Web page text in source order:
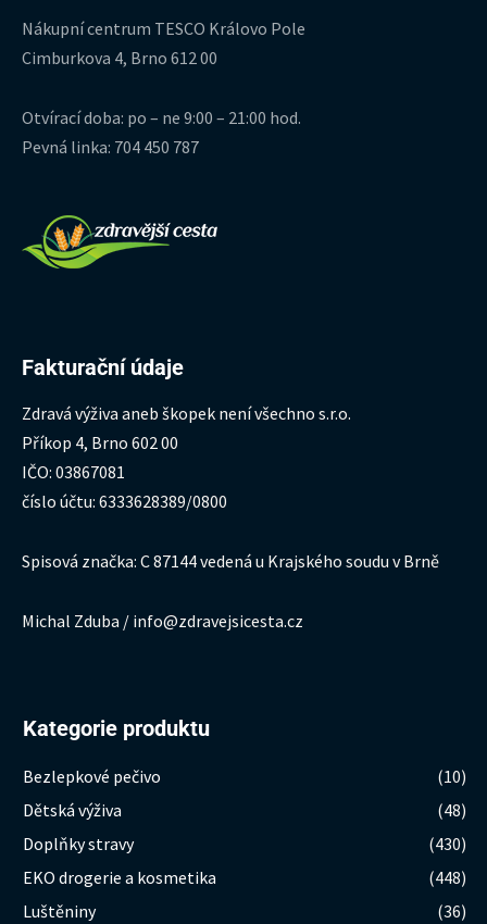
Nákupní centrum TESCO Královo Pole
Cimburkova 4, Brno 612 00
Otvírací doba: po – ne 9:00 – 21:00 hod.
Pevná linka: 704 450 787
Fakturační údaje
Zdravá výživa aneb škopek není všechno s.r.o.
Příkop 4, Brno 602 00
IČO: 03867081
číslo účtu: 6333628389/0800
Spisová značka: C 87144 vedená u Krajského soudu v Brně
Michal Zduba / info@zdravejsicesta.cz
Kategorie produktu
Bezlepkové pečivo
(10)
Dětská výživa
(48)
Doplňky stravy
(430)
EKO drogerie a kosmetika
(448)
Luštěniny
(36)